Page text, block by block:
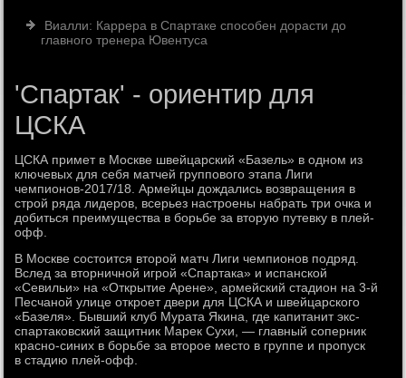
Виалли: Каррера в Спартаке способен дорасти до
главного тренера Ювентуса
'Спартак' - ориентир для
ЦСКА
ЦСКА примет в Москве швейцарский «Базель» в одном из
ключевых для себя матчей группового этапа Лиги
чемпионов-2017/18. Армейцы дождались возвращения в
строй ряда лидеров, всерьез настроены набрать три очка и
добиться преимущества в борьбе за вторую путевку в плей-
офф.
В Москве состоится второй матч Лиги чемпионов подряд.
Вслед за вторничной игрой «Спартака» и испанской
«Севильи» на «Открытие Арене», армейский стадион на 3-й
Песчаной улице откроет двери для ЦСКА и швейцарского
«Базеля». Бывший клуб Мурата Якина, где капитанит экс-
спартаковский защитник Марек Сухи, — главный соперник
красно-синих в борьбе за второе место в группе и пропуск
в стадию плей-офф.